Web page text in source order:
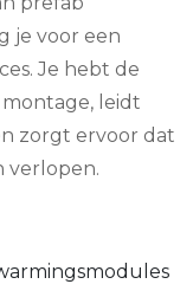
je voor een
Je hebt de
leidt
zorgt ervoor dat
verlopen.